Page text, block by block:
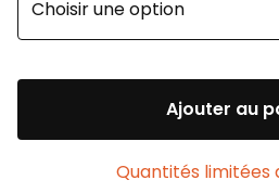
Ajouter au
Quantités limitées